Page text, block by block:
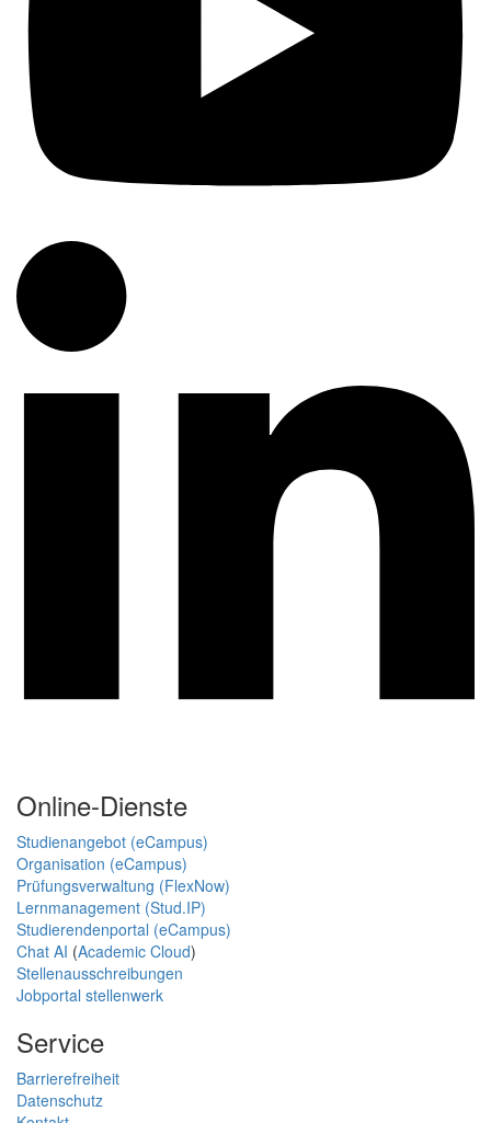
Online-Dienste
Studienangebot (eCampus)
Organisation (eCampus)
Prüfungsverwaltung (FlexNow)
Lernmanagement (Stud.IP)
Studierendenportal (eCampus)
Chat AI (Academic Cloud)
Stellenausschreibungen
Jobportal stellenwerk
Service
Barrierefreiheit
Datenschutz